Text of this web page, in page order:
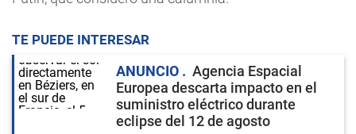
TE PUEDE INTERESAR
ANUNCIO
Agencia Espacial
Europea descarta impacto en el
suministro eléctrico durante
eclipse del 12 de agosto